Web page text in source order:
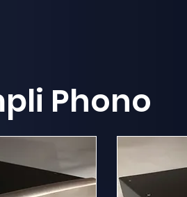
Phono